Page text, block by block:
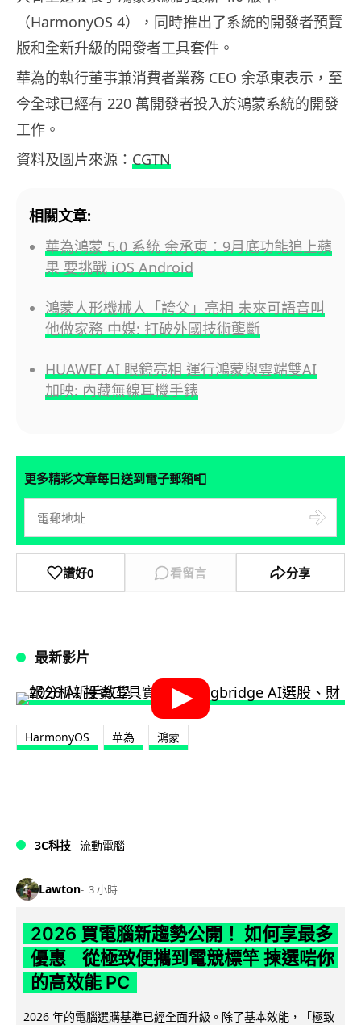
（HarmonyOS 4），同時推出了系統的開發者預覽
版和全新升級的開發者工具套件。
華為的執行董事兼消費者業務 CEO 余承東表示，至
今全球已經有 220 萬開發者投入於鴻蒙系統的開發
工作。
資料及圖片來源： CGTN
相關文章:
華為鴻蒙 5.0 系統 余承東：9月底功能追上蘋
果 要挑戰 iOS Android
鴻蒙人形機械人「誇父」亮相 未來可語音叫
他做家務 中媒: 打破外國技術壟斷
HUAWEI AI 眼鏡亮相 運行鴻蒙與雲端雙AI
加映: 內藏無線耳機手錶
更多精彩文章每日送到電子郵箱📮
讚好0 看留言 分享
最新影片
HarmonyOS 華為 鴻蒙
3C科技 流動電腦
Lawton 3 小時
2026 買電腦新趨勢公開！ 如何享最多
優惠 從極致便攜到電競標竿 揀選啱你
的高效能 PC
2026 年的電腦選購基準已經全面升級。除了基本效能，「極致